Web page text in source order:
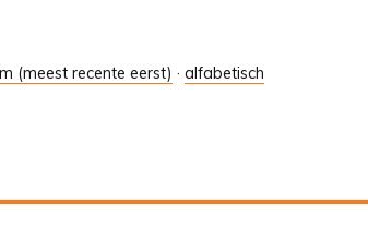
(meest recente eerst) · alfabetisch